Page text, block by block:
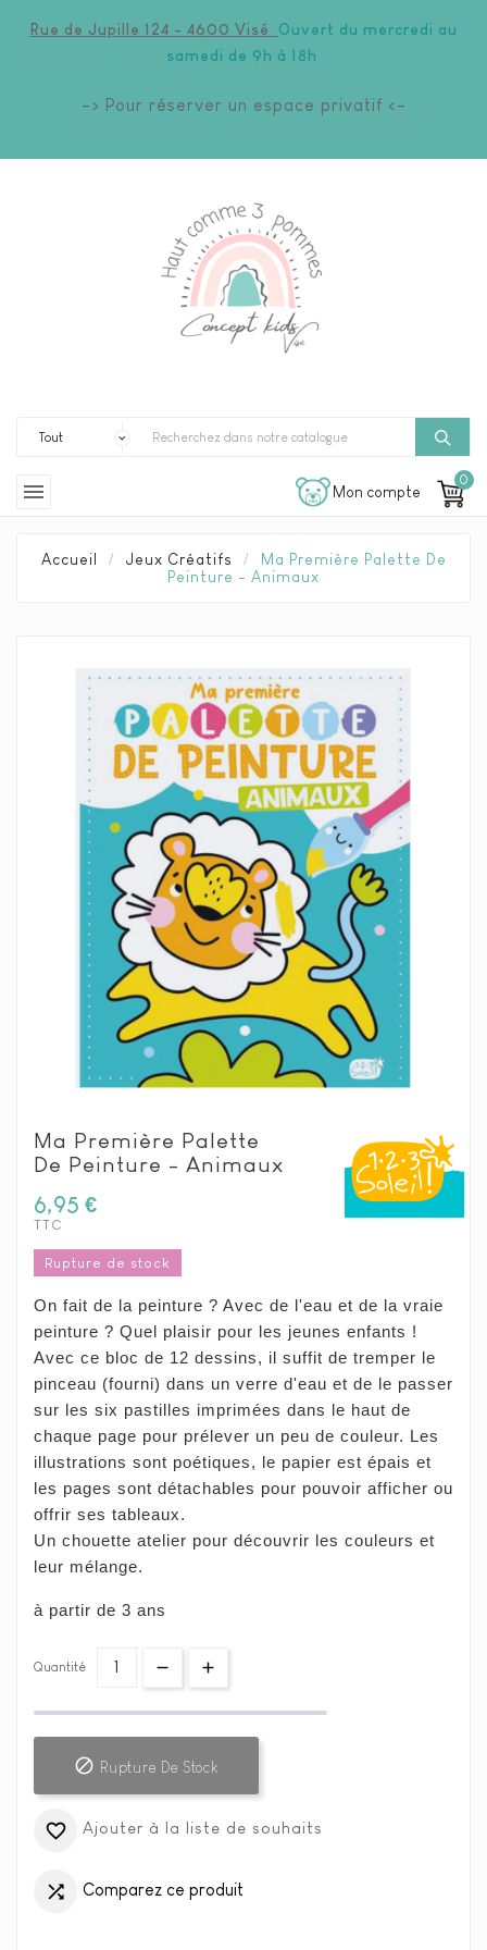
Rue de Jupille 124 - 4600 Visé Ouvert du mercredi au
samedi de 9h à 18h
-> Pour réserver un espace privatif <-
 Mon compte
0
Accueil Jeux Créatifs
Ma Première Palette De
Peinture - Animaux
Ma Première Palette
De Peinture - Animaux
6,95 €
TTC
Rupture de stock
On fait de la peinture ? Avec de l'eau et de la vraie
peinture ? Quel plaisir pour les jeunes enfants !
Avec ce bloc de 12 dessins, il suffit de tremper le
pinceau (fourni) dans un verre d'eau et de le passer
sur les six pastilles imprimées dans le haut de
chaque page pour prélever un peu de couleur. Les
illustrations sont poétiques, le papier est épais et
les pages sont détachables pour pouvoir afficher ou
offrir ses tableaux.
Un chouette atelier pour découvrir les couleurs et
leur mélange.
à partir de 3 ans
Quantité
 Rupture De Stock
 Ajouter à la liste de souhaits
 Comparez ce produit